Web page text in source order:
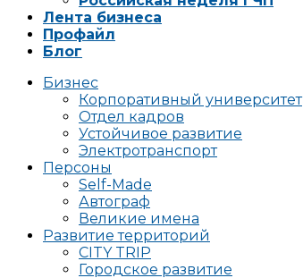
Лента бизнеса
Профайл
Блог
Бизнес
Корпоративный университет
Отдел кадров
Устойчивое развитие
Электротранспорт
Персоны
Self-Made
Автограф
Великие имена
Развитие территорий
CITY TRIP
Городское развитие